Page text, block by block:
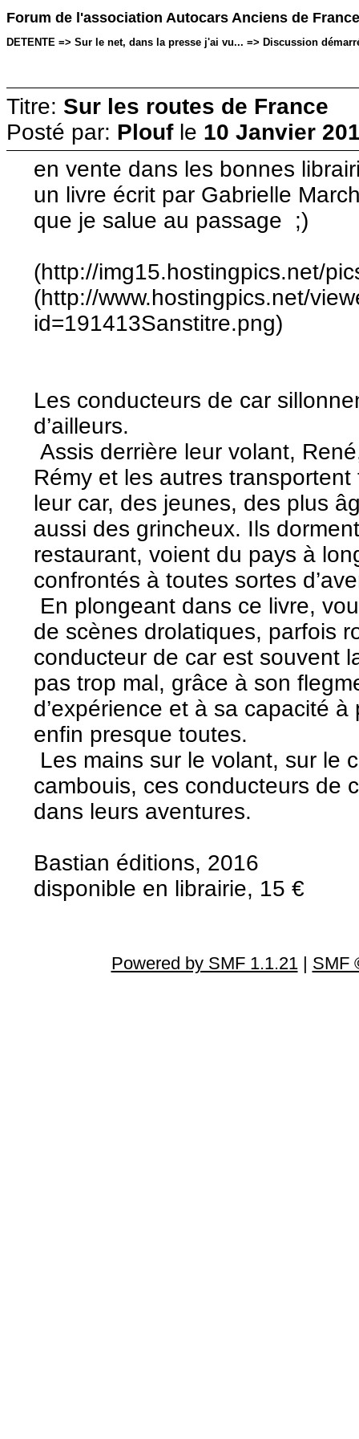
Forum de l'association Autocars Anciens de France
DETENTE => Sur le net, dans la presse j'ai vu... => Discussion
Titre: Sur les routes de France
Posté par: Ploufle 10 Janvier
en vente dans les bonnes
un livre écrit par Gabrielle
que je salue au passage ;)
(http://img15.hostingpics.net/
(http://www.hostingpics.net/
id=191413Sanstitre.png)
Les conducteurs de car
d’ailleurs.
Assis derrière leur volant,
Rémy et les autres
leur car, des jeunes, des plus
aussi des grincheux. Ils
restaurant, voient du pays à
confrontés à toutes sortes
En plongeant dans ce livre,
de scènes drolatiques, parfois
conducteur de car est souvent
pas trop mal, grâce à son
d’expérience et à sa capacité
enfin presque toutes.
Les mains sur le volant, sur le
cambouis, ces conducteurs de
dans leurs aventures.
Bastian éditions, 2016
disponible en librairie, 15 €
Powered by SMF 1.1.21| SMF